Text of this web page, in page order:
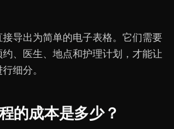
导出为简单的电子表格。它们需要
、医生、地点和护理计划，才能让
细分。
的成本是多少？